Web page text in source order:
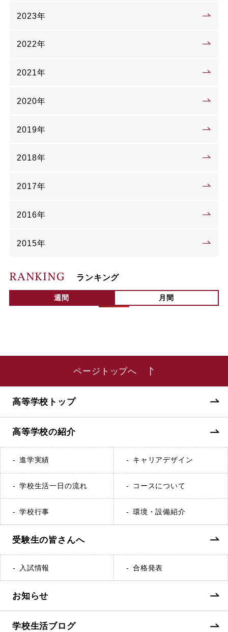
2023年
2022年
2021年
2020年
2019年
2018年
2017年
2016年
2015年
RANKING ランキング
週間 月間
ページトップへ
高等学校トップ
高等学校の紹介
進学実績 キャリアデザイン
学校生活一日の流れ コースについて
学校行事 環境・設備紹介
受験生の皆さんへ
入試情報 合格発表
お知らせ
学校生活ブログ